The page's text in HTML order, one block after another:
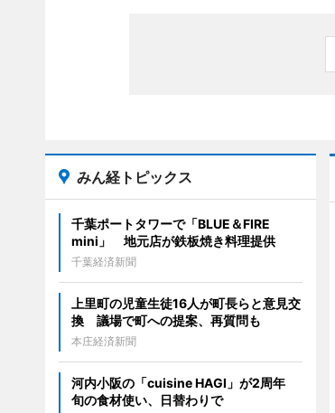
みん経トピックス
千葉ポートタワーで「BLUE＆FIRE
mini」 地元店が鉄板焼き料理提供
千葉経済新聞
上里町の児童生徒16人が町長らと意見交
換 議場で町への提案、再質問も
本庄経済新聞
河内小阪の「cuisine HAGI」が2周年
旬の食材使い、日替わりで